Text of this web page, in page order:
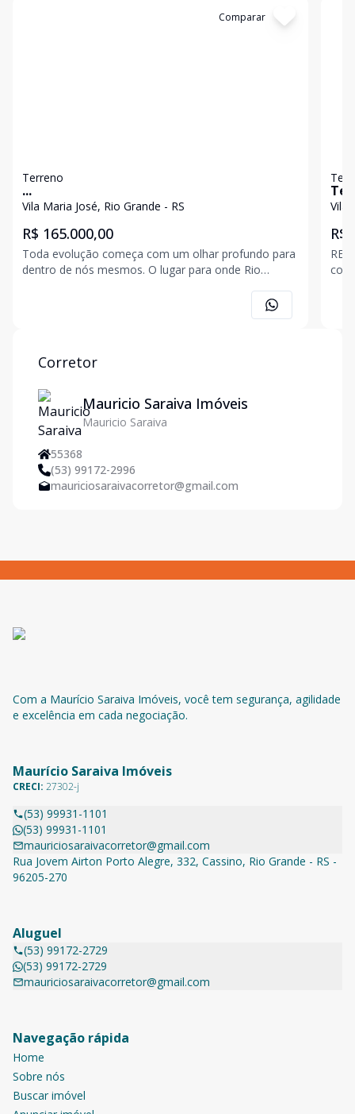
Comparar
Terreno
...
Vila Maria José, Rio Grande - RS
R$ 165.000,00
Toda evolução começa com um olhar profundo para
dentro de nós mesmos. O lugar para onde Rio
na nossa origem. Nossa essência genuína está nas
formas e materiais utilizados no Reserva Barlavento.
Vila
R$
Corretor
Mauricio Saraiva Imóveis
Mauricio Saraiva
55368
(53) 99172-2996
mauriciosaraivacorretor@gmail.com
Com a Maurício Saraiva Imóveis, você tem segurança, agilidade
e excelência em cada negociação.
Maurício Saraiva Imóveis
CRECI: 27302-j
(53) 99931-1101
(53) 99931-1101
mauriciosaraivacorretor@gmail.com
Rua Jovem Airton Porto Alegre, 332, Cassino, Rio Grande - RS -
96205-270
Aluguel
(53) 99172-2729
(53) 99172-2729
mauriciosaraivacorretor@gmail.com
Navegação rápida
Home
Sobre nós
Buscar imóvel